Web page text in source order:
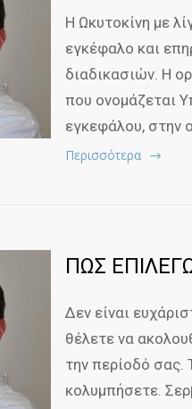
Η Ωκυτοκίνη με
εγκέφαλο και
διαδικασιών. Η
που ονομάζεται
εγκεφάλου, στην
Περισσότερα
ΠΩΣ
Δεν είναι
θέλετε να
την περίοδό σας.
κολυμπήσετε.